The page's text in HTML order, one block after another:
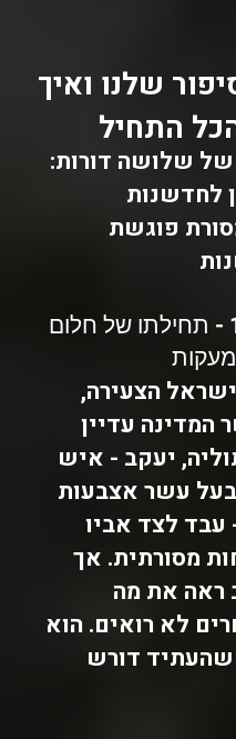
שלנו ואיך
שלושה דורות:
לחדשנות
פוגשת
1945 - תחילתו של חלום
מעקות
הצעירה,
המדינה עדיין
יעקב - איש
בעל עשר אצבעות
עבד לצד אביו
מסורתית. אך
ראה את מה
לא רואים. הוא
שהעתיד דורש